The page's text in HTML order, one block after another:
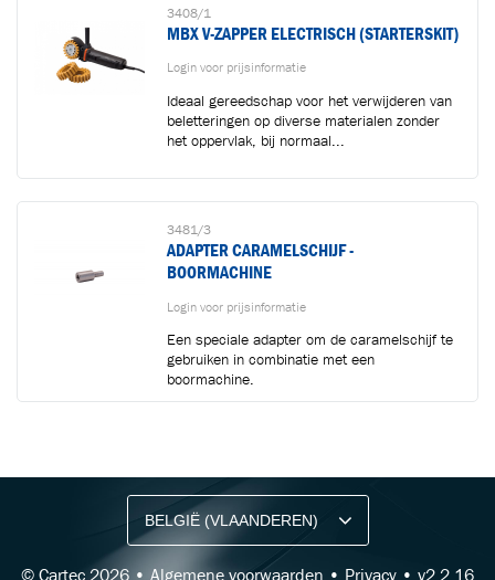
3408/1
MBX V-ZAPPER ELECTRISCH (STARTERSKIT)
Login voor prijsinformatie
Ideaal gereedschap voor het verwijderen van
beletteringen op diverse materialen zonder
het oppervlak, bij normaal...
3481/3
ADAPTER CARAMELSCHIJF -
BOORMACHINE
Login voor prijsinformatie
Een speciale adapter om de caramelschijf te
gebruiken in combinatie met een
boormachine.
© Cartec 2026 • Algemene voorwaarden • Privacy • v2.2.16
Ontvang vakgerelateerde tips,
aanbiedingen en productupdates van Cartec.